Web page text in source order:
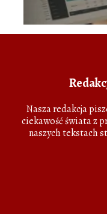
Nasza redakcja
ciekawość świata z
naszych tekstach